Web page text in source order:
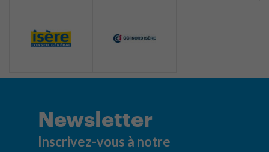
Newsletter
Inscrivez-vous à notre